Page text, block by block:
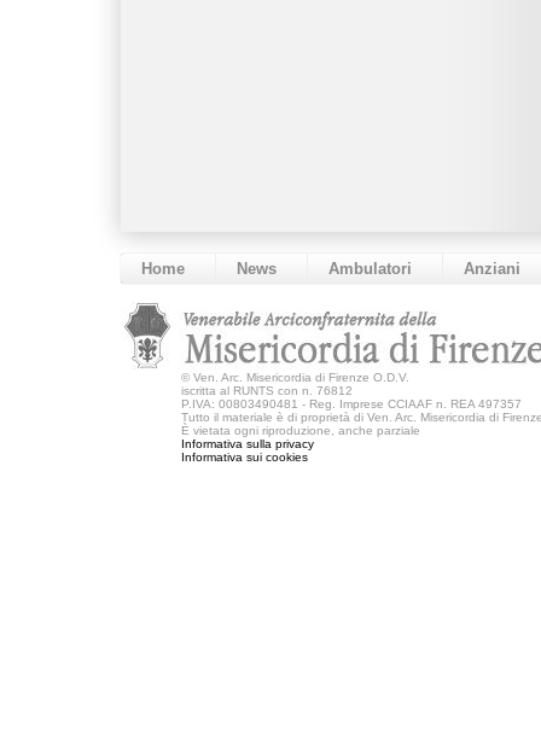
Home News Ambulatori Anziani
© Ven. Arc. Misericordia di Firenze O.D.V.
iscritta al RUNTS con n. 76812
P.IVA: 00803490481 - Reg. Imprese CCIAAF n. REA 497357
Tutto il materiale è di proprietà di Ven. Arc. Misericordia di
È vietata ogni riproduzione, anche parziale
Informativa sulla privacy
Informativa sui cookies